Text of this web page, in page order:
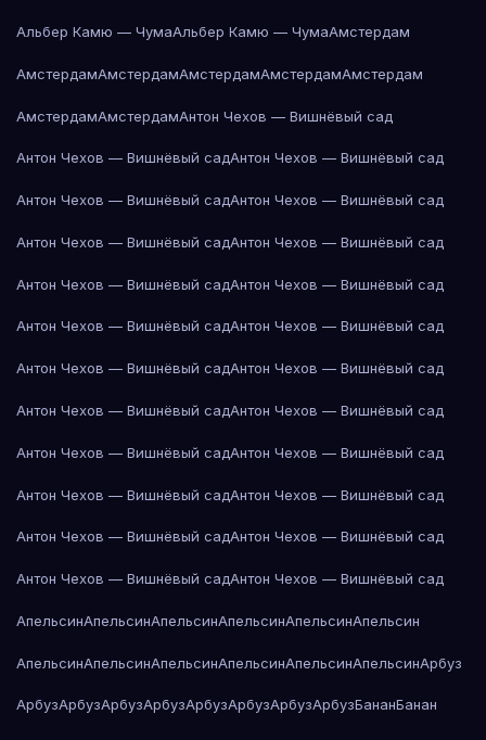
Альбер Камю — ЧумаАльбер Камю — ЧумаАмстердам
АмстердамАмстердамАмстердамАмстердамАмстердам
АмстердамАмстердамАнтон Чехов — Вишнёвый сад
Антон Чехов — Вишнёвый садАнтон Чехов — Вишнёвый сад
Антон Чехов — Вишнёвый садАнтон Чехов — Вишнёвый сад
Антон Чехов — Вишнёвый садАнтон Чехов — Вишнёвый сад
Антон Чехов — Вишнёвый садАнтон Чехов — Вишнёвый сад
Антон Чехов — Вишнёвый садАнтон Чехов — Вишнёвый сад
Антон Чехов — Вишнёвый садАнтон Чехов — Вишнёвый сад
Антон Чехов — Вишнёвый садАнтон Чехов — Вишнёвый сад
Антон Чехов — Вишнёвый садАнтон Чехов — Вишнёвый сад
Антон Чехов — Вишнёвый садАнтон Чехов — Вишнёвый сад
Антон Чехов — Вишнёвый садАнтон Чехов — Вишнёвый сад
Антон Чехов — Вишнёвый садАнтон Чехов — Вишнёвый сад
АпельсинАпельсинАпельсинАпельсинАпельсинАпельсин
АпельсинАпельсинАпельсинАпельсинАпельсинАпельсинАрбуз
АрбузАрбузАрбузАрбузАрбузАрбузАрбузАрбузБананБанан